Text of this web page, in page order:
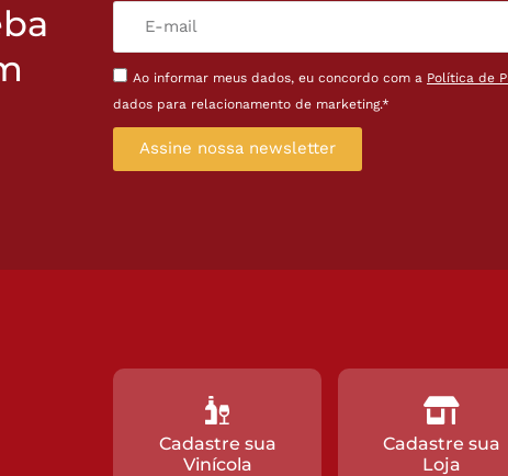
Ao informar meus dados, eu concordo com a Política de
dados para relacionamento de marketing.*
Assine nossa newsletter
Cadastre sua
Vinícola
Cadastre sua
Loja